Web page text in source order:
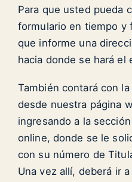
Para que usted pueda
formulario en tiempo y
que informe una
hacia donde se hará el
También contará con
desde nuestra página
ingresando a la
online, donde se le
con su número de
Una vez allí, deberá ir